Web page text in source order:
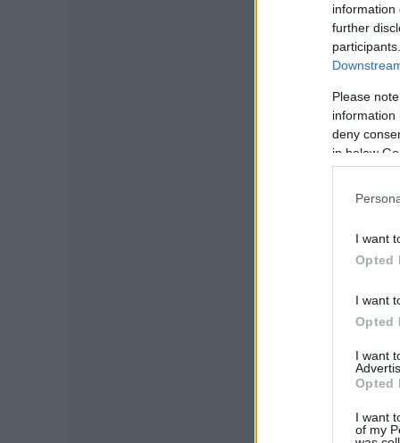
information
further
Please
information
deny
in below
I want
Opted
I want
Opted
I want
Opted
I want
of my